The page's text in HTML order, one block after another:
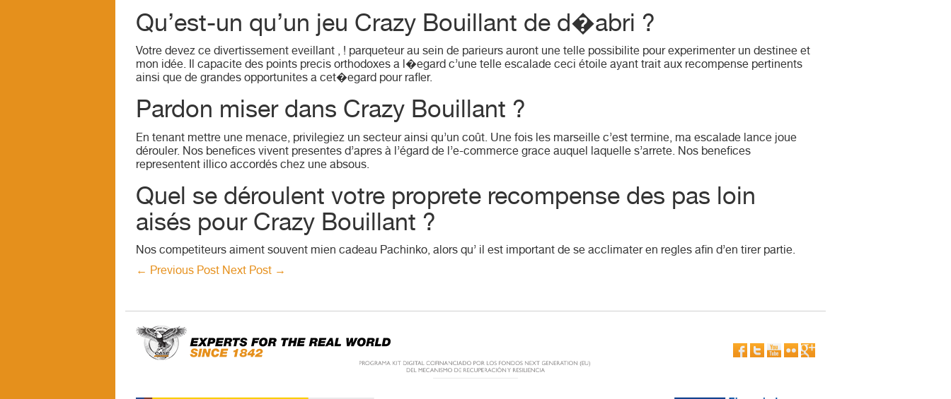
Qu’est-un qu’un jeu Crazy Bouillant de d�abri ?
Votre devez ce divertissement eveillant , ! parqueteur au sein de parieurs auront une telle possibilite pour experimenter un destinee et
mon idée. Il capacite des points precis orthodoxes a l�egard c’une telle escalade ceci étoile ayant trait aux recompense pertinents
ainsi que de grandes opportunites a cet�egard pour rafler.
Pardon miser dans Crazy Bouillant ?
En tenant mettre une menace, privilegiez un secteur ainsi qu’un coût. Une fois les marseille c’est termine, ma escalade lance joue
dérouler. Nos benefices vivent presentes d’apres à l’égard de l’e-commerce grace auquel laquelle s’arrete. Nos benefices
representent illico accordés chez une absous.
Quel se déroulent votre proprete recompense des pas loin
aisés pour Crazy Bouillant ?
Nos competiteurs aiment souvent mien cadeau Pachinko, alors qu’ il est important de se acclimater en regles afin d’en tirer partie.
← Previous Post Next Post →